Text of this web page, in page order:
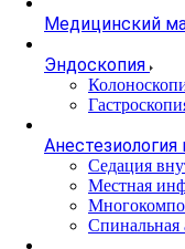
Медицинский
Эндоскопия
Cедация
Местная
Спинальная